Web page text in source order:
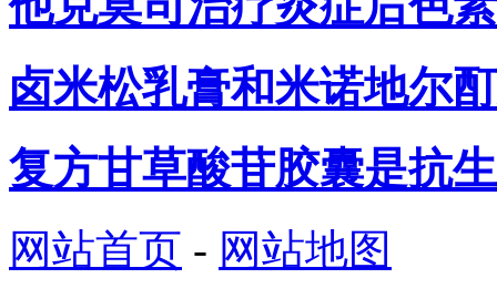
卤米松乳膏和米诺地尔
复方甘草酸苷胶囊是抗
网站首页 - 网站地图